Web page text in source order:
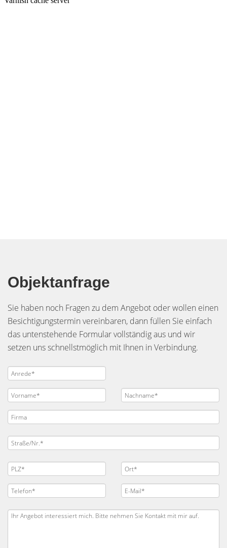
Objektanfrage
Sie haben noch Fragen zu dem Angebot oder wollen einen
Besichtigungstermin vereinbaren, dann füllen Sie einfach
das untenstehende Formular vollständig aus und wir
setzen uns schnellstmöglich mit Ihnen in Verbindung.